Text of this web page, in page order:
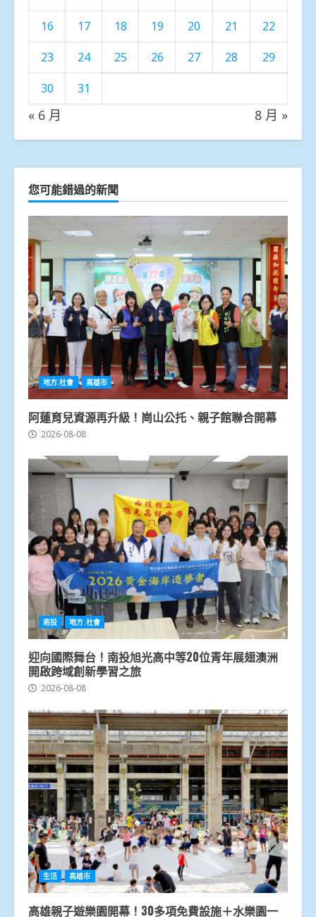
16
17 18 19 20 21
22
23
24 25 26 27 28
29
30
31
« 6 月 8 月 »
您可能錯過的新聞
地方.社會 高雄市
阿蓮育兒資源再升級！崗山公托、親子館聯合開幕
2026-08-08
南投 地方.社會
迎向國際舞台！南投旭光高中等20位青年展翅澳洲
開啟跨域創新學習之旅
2026-08-08
生活 高雄市
高雄親子遊樂園開幕！30多項免費設施＋水樂園一